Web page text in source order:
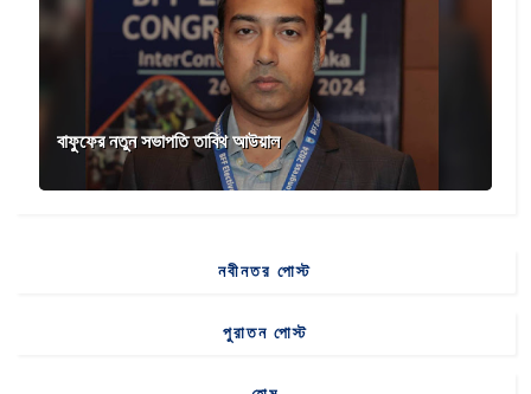
বাফুফের নতুন সভাপতি তাবিথ আউয়াল
নবীনতর পোস্ট
পুরাতন পোস্ট